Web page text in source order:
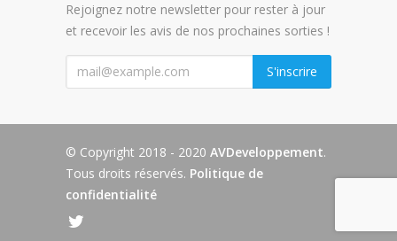
Rejoignez notre newsletter pour rester à jour
et recevoir les avis de nos prochaines sorties !
S'inscrire
© Copyright 2018 - 2020 AVDeveloppement.
Tous droits réservés. Politique de
confidentialité